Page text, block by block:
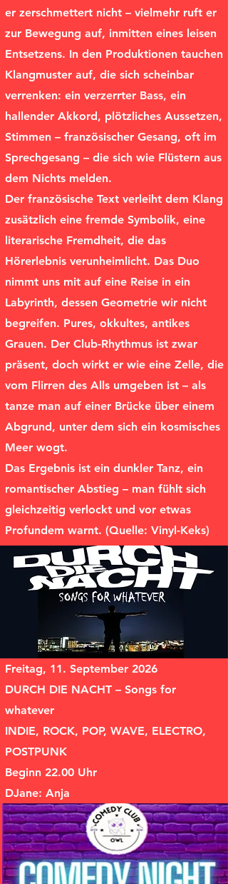
er zerschmettert nicht – vielmehr ruft er
zur Bewegung auf, inmitten eines leisen
Entsetzens. In den Produktionen tauchen
Klangmuster auf, die sich scheinbar
verrenken: ein verzerrter Bass, ein
hallender Akkord, plötzliches Aussetzen,
Stimmen – französischer Gesang, oft im
Sprechgesang – die sich wie Flüstern aus
dem Nichts melden.
Der französische Text verleiht dem Klang
zusätzlich eine fremde Symbolik, eine
literarische Fremdheit, die das
Hörerlebnis verunheimlicht. Das Duo
nimmt uns mit auf eine Reise in ein
Labyrinth, dessen Geometrie wir nicht
begreifen. Pures, okkultes, antikes
Grauen. Der Club-Rhythmus ist zwar
präsent, doch wirkt er wie eine Zelle, die
vom Flirren des Alls umgeben ist – als
tanze man auf einer Brücke über einem
Abgrund, unter dem sich ein kosmisches
Meer wogt.
Das Ergebnis ist ein dunkler Tanz, ein
romantischer Abstieg – man fühlt sich
gleichzeitig verlockt und vor etwas
Profundem warnt. (Quelle: Vinyl-Keks)
Freitag, 11. September 2026
DURCH DIE NACHT – Songs for
whatever
INDIE, ROCK, POP, WAVE, ELECTRO,
POSTPUNK
Beginn 22.00 Uhr
DJane: Anja